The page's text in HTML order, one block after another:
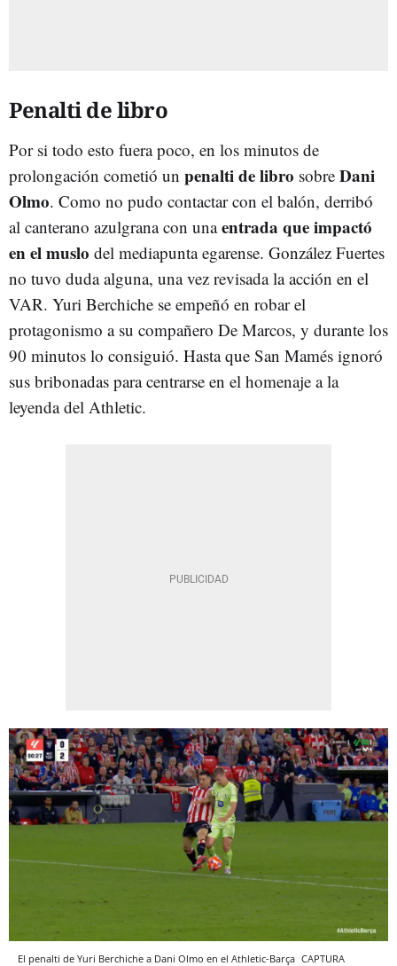
Penalti de libro
Por si todo esto fuera poco, en los minutos de
prolongación cometió un penalti de libro sobre Dani
Olmo. Como no pudo contactar con el balón, derribó
al canterano azulgrana con unaentrada que impactó
en el muslo del mediapunta egarense. González Fuertes
no tuvo duda alguna, una vez revisada la acción en el
VAR. Yuri Berchiche se empeñó en robar el
protagonismo a su compañero De Marcos, y durante los
90 minutos lo consiguió. Hasta que San Mamés ignoró
sus bribonadas para centrarse en el homenaje a la
leyenda del Athletic.
El penalti de Yuri Berchiche a Dani Olmo en el Athletic-Barça CAPTURA